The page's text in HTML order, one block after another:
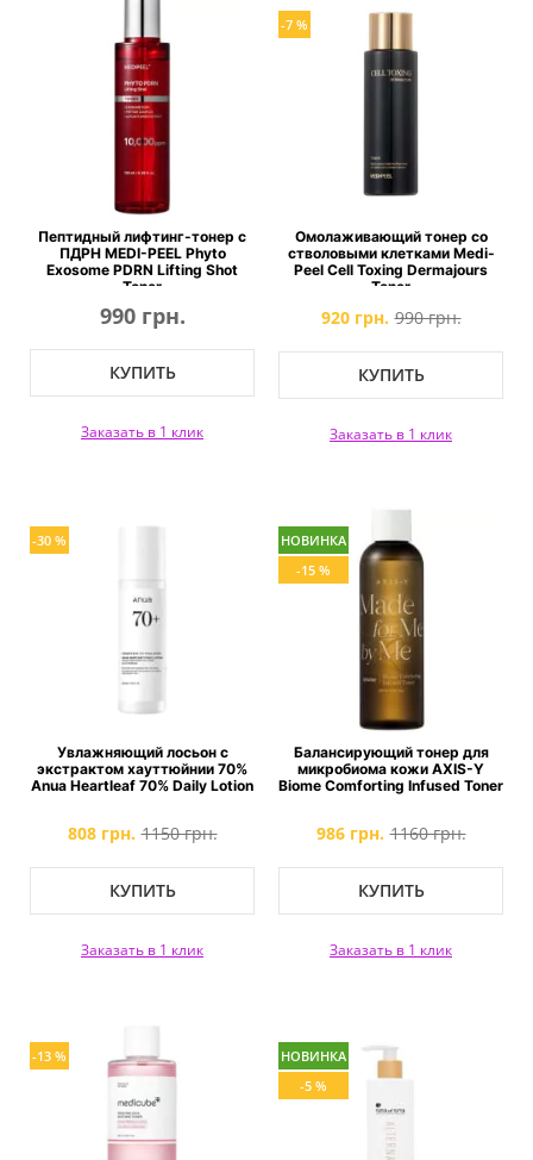
Пептидный лифтинг-тонер с
ПДРН MEDI-PEEL Phyto
Exosome PDRN Lifting Shot
Toner
990 грн.
КУПИТЬ
Заказать в 1 клик
-7 %
Омолаживающий тонер со
стволовыми клетками Medi-
Peel Cell Toxing Dermajours
Toner
920 грн. 990 грн.
КУПИТЬ
Заказать в 1 клик
-30 %
Увлажняющий лосьон с
экстрактом хауттюйнии 70%
Anua Heartleaf 70% Daily Lotion
808 грн. 1150 грн.
КУПИТЬ
Заказать в 1 клик
НОВИНКА
-15 %
Балансирующий тонер для
микробиома кожи AXIS-Y
Biome Comforting Infused Toner
986 грн. 1160 грн.
КУПИТЬ
Заказать в 1 клик
-13 %
НОВИНКА
-5 %